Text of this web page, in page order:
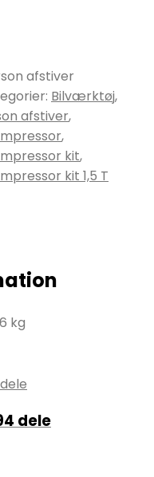
afstiver
Bilværktøj,
afstiver,
,
kit,
kit 1,5 T
kg
dele